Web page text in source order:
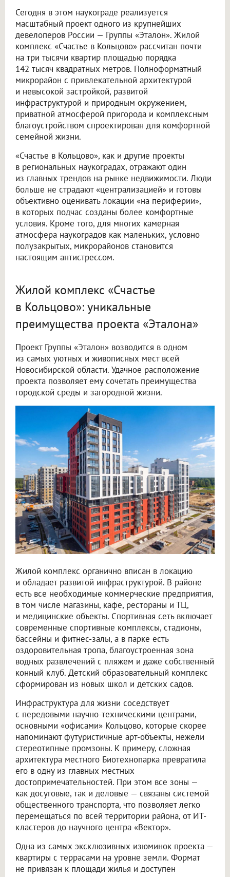
Сегодня в этом наукограде реализуется
масштабный проект одного из крупнейших
девелоперов России — Группы «Эталон». Жилой
комплекс «Счастье в Кольцово» рассчитан почти
на три тысячи квартир площадью порядка
142 тысяч квадратных метров. Полноформатный
микрорайон с привлекательной архитектурой
и невысокой застройкой, развитой
инфраструктурой и природным окружением,
приватной атмосферой пригорода и комплексным
благоустройством спроектирован для комфортной
семейной жизни.
«Счастье в Кольцово», как и другие проекты
в региональных наукоградах, отражают один
из главных трендов на рынке недвижимости. Люди
больше не страдают «централизацией» и готовы
объективно оценивать локации «на периферии»,
в которых подчас созданы более комфортные
условия. Кроме того, для многих камерная
атмосфера наукоградов как маленьких, условно
полузакрытых, микрорайонов становится
настоящим антистрессом.
Жилой комплекс «Счастье
в Кольцово»: уникальные
преимущества проекта «Эталона»
Проект Группы «Эталон» возводится в одном
из самых уютных и живописных мест всей
Новосибирской области. Удачное расположение
проекта позволяет ему сочетать преимущества
городской среды и загородной жизни.
Жилой комплекс органично вписан в локацию
и обладает развитой инфраструктурой. В районе
есть все необходимые коммерческие предприятия,
в том числе магазины, кафе, рестораны и ТЦ,
и медицинские объекты. Спортивная сеть включает
современные спортивные комплексы, стадионы,
бассейны и фитнес-залы, а в парке есть
оздоровительная тропа, благоустроенная зона
водных развлечений с пляжем и даже собственный
конный клуб. Детский образовательный комплекс
сформирован из новых школ и детских садов.
Инфраструктура для жизни соседствует
с передовыми научно-техническими центрами,
основными «офисами» Кольцово, которые скорее
напоминают футуристичные арт-объекты, нежели
стереотипные промзоны. К примеру, сложная
архитектура местного Биотехнопарка превратила
его в одну из главных местных
достопримечательностей. При этом все зоны —
как досуговые, так и деловые — связаны системой
общественного транспорта, что позволяет легко
перемещаться по всей территории района, от ИТ-
кластеров до научного центра «Вектор».
Одна из самых эксклюзивных изюминок проекта —
квартиры с террасами на уровне земли. Формат
не привязан к площади жилья и доступен